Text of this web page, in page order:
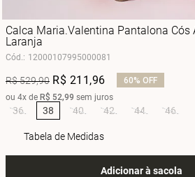
Calca Maria.Valentina Pantalona Cós
Laranja
Cód.: 12000107995000081
R$529,90 R$ 211 ,96 60% OFF
ou 4x de R$ 52,99 sem juros
36 38 40 42 44 46
Tabela de Medidas
Adicionar à sacola